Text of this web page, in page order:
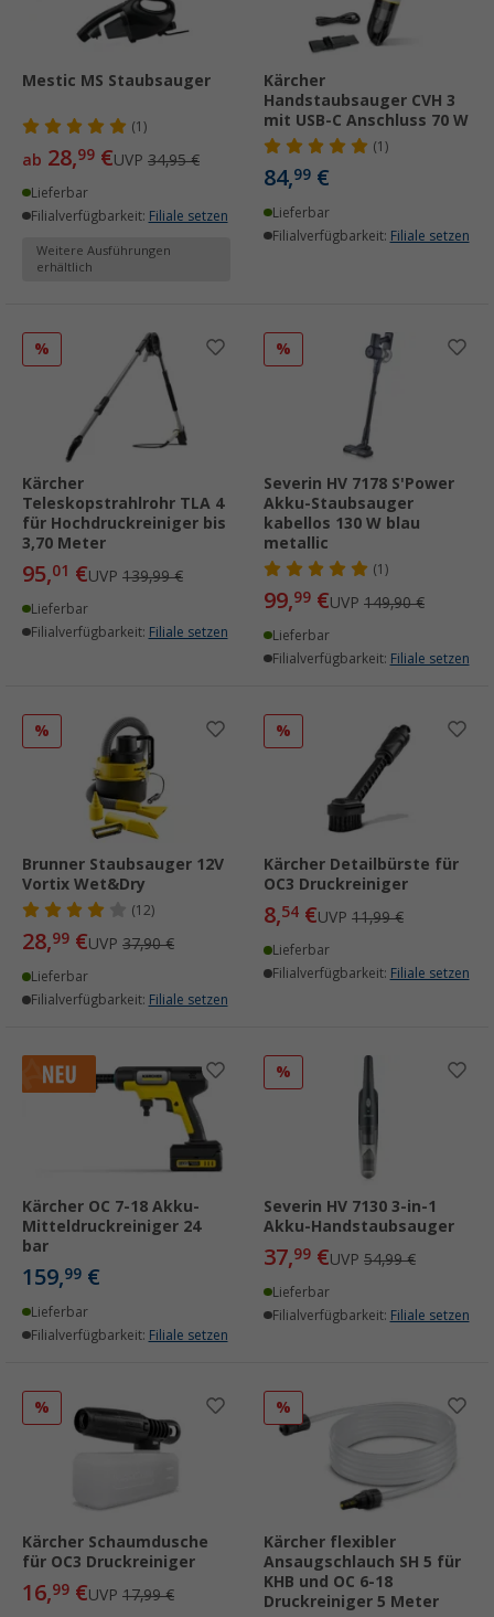
Mestic MS Staubsauger
(1)
ab 28,99 €UVP 34,95 €
Lieferbar
Filialverfügbarkeit: Filiale setzen
Weitere Ausführungen
erhältlich
Kärcher
Handstaubsauger CVH 3
mit USB-C Anschluss 70 W
(1)
84,99 €
Lieferbar
Filialverfügbarkeit: Filiale setzen
%
Kärcher
Teleskopstrahlrohr TLA 4
für Hochdruckreiniger bis
3,70 Meter
95,01 €UVP 139,99 €
Lieferbar
Filialverfügbarkeit: Filiale setzen
%
Severin HV 7178 S'Power
Akku-Staubsauger
kabellos 130 W blau
metallic
(1)
99,99 €UVP 149,90 €
Lieferbar
Filialverfügbarkeit: Filiale setzen
%
Brunner Staubsauger 12V
Vortix Wet&Dry
(12)
28,99 €UVP 37,90 €
Lieferbar
Filialverfügbarkeit: Filiale setzen
%
Kärcher Detailbürste für
OC3 Druckreiniger
8,54 €UVP 11,99 €
Lieferbar
Filialverfügbarkeit: Filiale setzen
Kärcher OC 7-18 Akku-
Mitteldruckreiniger 24
bar
159,99 €
Lieferbar
Filialverfügbarkeit: Filiale setzen
%
Severin HV 7130 3-in-1
Akku-Handstaubsauger
37,99 €UVP 54,99 €
Lieferbar
Filialverfügbarkeit: Filiale setzen
%
Kärcher Schaumdusche
für OC3 Druckreiniger
16,99 €UVP 17,99 €
%
Kärcher flexibler
Ansaugschlauch SH 5 für
KHB und OC 6-18
Druckreiniger 5 Meter